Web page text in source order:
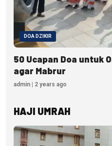
DOA DZIKIR
50 Ucapan Doa untuk
agar Mabrur
admin | 2 years ago
HAJI UMRAH